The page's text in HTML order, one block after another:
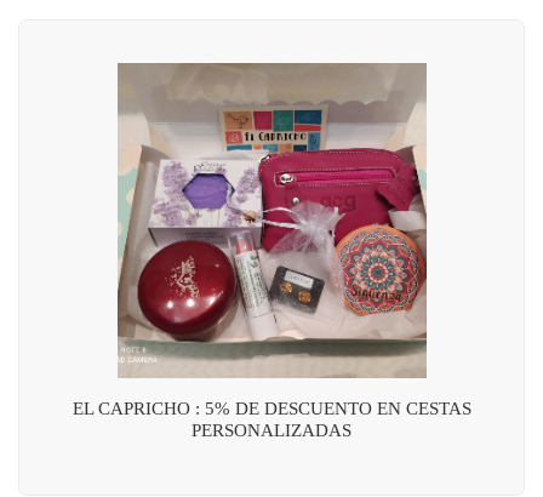
EL CAPRICHO : 5% DE DESCUENTO EN CESTAS
PERSONALIZADAS